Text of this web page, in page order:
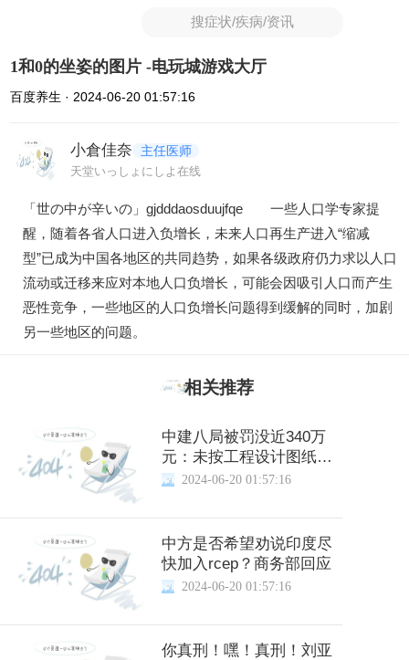
搜症状/疾病/资讯
1和0的坐姿的图片 -电玩城游戏大厅
百度养生 · 2024-06-20 01:57:16
小倉佳奈 主任医师
天堂いっしょにしよ在线
「世の中が辛いの」gjdddaosduujfqe 一些人口学专家提
醒，随着各省人口进入负增长，未来人口再生产进入“缩减
型”已成为中国各地区的共同趋势，如果各级政府仍力求以人口
流动或迁移来应对本地人口负增长，可能会因吸引人口而产生
恶性竞争，一些地区的人口负增长问题得到缓解的同时，加剧
另一些地区的问题。
相关推荐
中建八局被罚没近340万
元：未按工程设计图纸施
工等2024-06-20 01:57:16
中方是否希望劝说印度尽
快加入rcep？商务部回应
2024-06-20 01:57:16
你真刑！嘿！真刑！刘亚